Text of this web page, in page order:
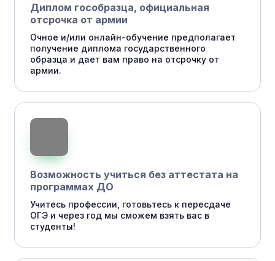
Диплом гособразца, официальная
отсрочка от армии
Очное и/или онлайн-обучение предполагает
получение диплома государственного
образца и дает вам право на отсрочку от
армии.
Возможность учиться без аттестата на
программах ДО
Учитесь профессии, готовьтесь к пересдаче
ОГЭ и через год мы сможем взять вас в
студенты!